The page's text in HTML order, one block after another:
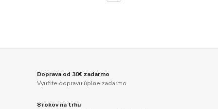
Doprava od 30€ zadarmo
Využite dopravu úplne zadarmo
8 rokov na trhu